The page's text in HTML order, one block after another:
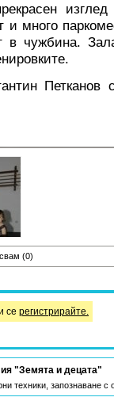
и много
в чужбина.
Петканов
(0)
се регистрирайте.
"Земята и децата"
техники, запознаване с